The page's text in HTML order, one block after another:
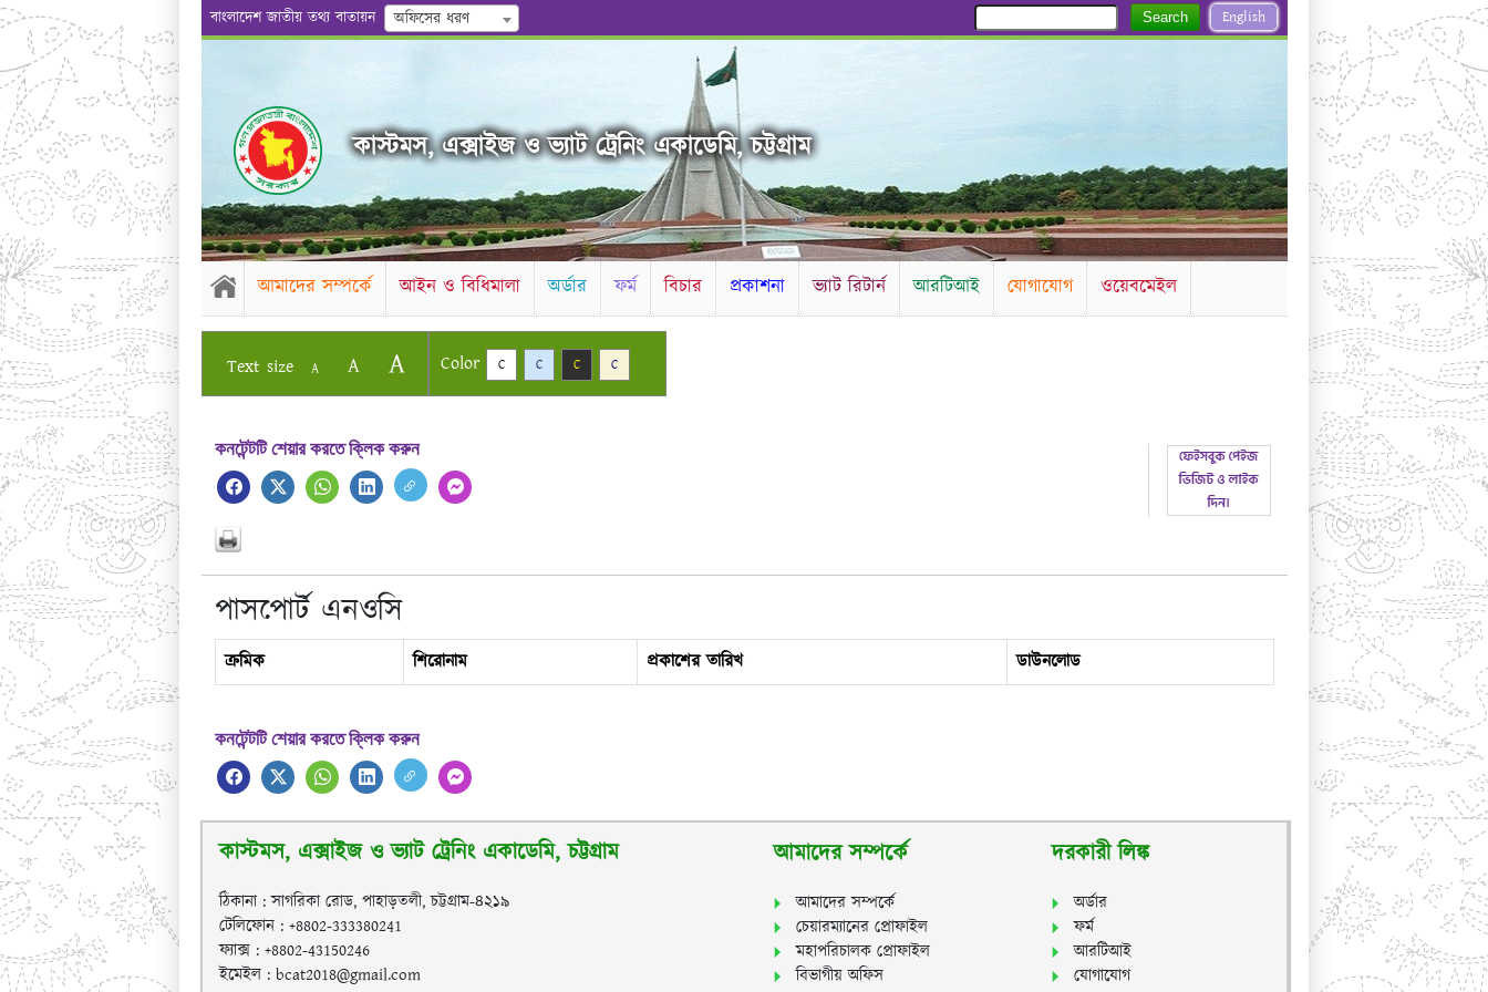
বাংলাদেশ জাতীয় তথ্য বাতায়ন অফিসের ধরণ English
Search
কাস্টমস, এক্সাইজ ও ভ্যাট ট্রেনিং একাডেমি, চট্টগ্রাম
আমাদের সম্পর্কে আইন ও বিধিমালা অর্ডার ফর্ম বিচার প্রকাশনা ভ্যাট রিটার্ন আরটিআই যোগাযোগ ওয়েবমেইল
Text size A A A Color C C C C
কনটেন্টটি শেয়ার করতে ক্লিক করুন
পাসপোর্ট এনওসি
ক্রমিক শিরোনাম প্রকাশের তারিখ ডাউনলোড
কনটেন্টটি শেয়ার করতে ক্লিক করুন
কাস্টমস, এক্সাইজ ও ভ্যাট ট্রেনিং একাডেমি, চট্টগ্রাম
ঠিকানা : সাগরিকা রোড, পাহাড়তলী, চট্টগ্রাম-৪২১৯
টেলিফোন : +8802-333380241
ফ্যাক্স : +8802-43150246
ইমেইল : bcat2018@gmail.com
আমাদের সম্পর্কে
আমাদের সম্পর্কে
চেয়ারম্যানের প্রোফাইল
মহাপরিচালক প্রোফাইল
বিভাগীয় অফিস
দরকারী লিঙ্ক
অর্ডার
ফর্ম
আরটিআই
যোগাযোগ